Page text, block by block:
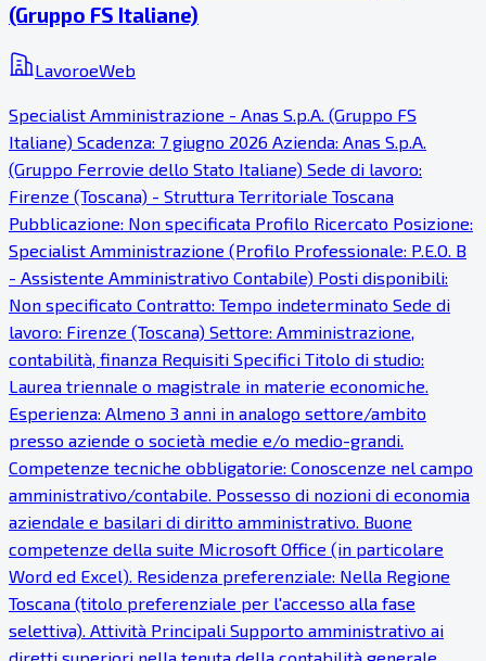
(Gruppo FS Italiane)
LavoroeWeb
Specialist Amministrazione - Anas S.p.A. (Gruppo FS
Italiane) Scadenza: 7 giugno 2026 Azienda: Anas S.p.A.
(Gruppo Ferrovie dello Stato Italiane) Sede di lavoro:
Firenze (Toscana) - Struttura Territoriale Toscana
Pubblicazione: Non specificata Profilo Ricercato Posizione:
Specialist Amministrazione (Profilo Professionale: P.E.O. B
- Assistente Amministrativo Contabile) Posti disponibili:
Non specificato Contratto: Tempo indeterminato Sede di
lavoro: Firenze (Toscana) Settore: Amministrazione,
contabilità, finanza Requisiti Specifici Titolo di studio:
Laurea triennale o magistrale in materie economiche.
Esperienza: Almeno 3 anni in analogo settore/ambito
presso aziende o società medie e/o medio-grandi.
Competenze tecniche obbligatorie: Conoscenze nel campo
amministrativo/contabile. Possesso di nozioni di economia
aziendale e basilari di diritto amministrativo. Buone
competenze della suite Microsoft Office (in particolare
Word ed Excel). Residenza preferenziale: Nella Regione
Toscana (titolo preferenziale per l'accesso alla fase
selettiva). Attività Principali Supporto amministrativo ai
diretti superiori nella tenuta della contabilità generale,